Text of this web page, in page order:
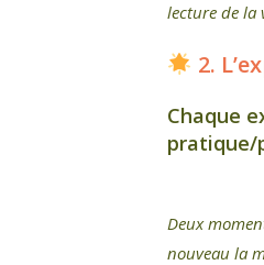
lecture de la
2.
Chaque
pratique/
Deux
nouveau la